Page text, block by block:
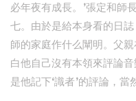
必年夜有成長。’張定和師
七。由於是給本身看的日
師的家庭作什么闡明。父
白他自己沒有本領來評論
是他記下‘識者’的評論，